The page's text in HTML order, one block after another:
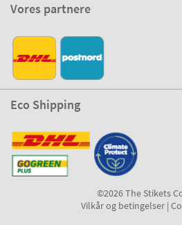
Vores partnere
Eco Shipping
©2026 The Stikets
Vilkår og betingelser |